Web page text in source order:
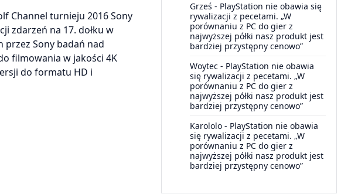
Channel turnieju 2016 Sony
zdarzeń na 17. dołku w
przez Sony badań nad
filmowania w jakości 4K
do formatu HD i
Grześ - PlayStation nie obawia się
rywalizacji z pecetami. „W
porównaniu z PC do gier z
najwyższej półki nasz produkt jest
bardziej przystępny cenowo”
Woytec - PlayStation nie obawia
się rywalizacji z pecetami. „W
porównaniu z PC do gier z
najwyższej półki nasz produkt jest
bardziej przystępny cenowo”
Karololo - PlayStation nie obawia
się rywalizacji z pecetami. „W
porównaniu z PC do gier z
najwyższej półki nasz produkt jest
bardziej przystępny cenowo”